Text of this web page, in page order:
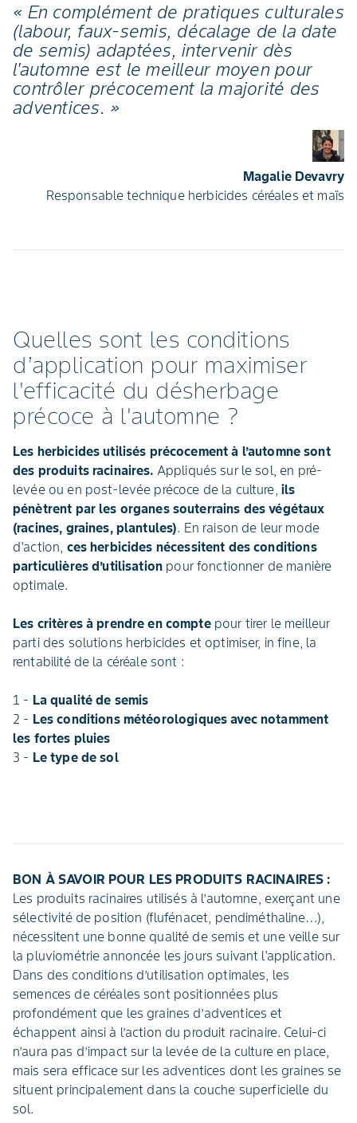
« En complément de pratiques culturales
(labour, faux-semis, décalage de la date
de semis) adaptées, intervenir dès
l'automne est le meilleur moyen pour
contrôler précocement la majorité des
adventices. »
Magalie Devavry
Responsable technique herbicides céréales et maïs
Quelles sont les conditions
d’application pour maximiser
l'efficacité du désherbage
précoce à l'automne ?
Les herbicides utilisés précocement à l’automne sont
des produits racinaires. Appliqués sur le sol, en pré-
levée ou en post-levée précoce de la culture, ils
pénètrent par les organes souterrains des végétaux
(racines, graines, plantules). En raison de leur mode
d'action, ces herbicides nécessitent des conditions
particulières d’utilisation pour fonctionner de manière
optimale.
Les critères à prendre en compte pour tirer le meilleur
parti des solutions herbicides et optimiser, in fine, la
rentabilité de la céréale sont :
1 - La qualité de semis
2 - Les conditions météorologiques avec notamment
les fortes pluies
3 - Le type de sol
BON À SAVOIR POUR LES PRODUITS RACINAIRES :
Les produits racinaires utilisés à l’automne, exerçant une
sélectivité de position (flufénacet, pendiméthaline…),
nécessitent une bonne qualité de semis et une veille sur
la pluviométrie annoncée les jours suivant l'application.
Dans des conditions d’utilisation optimales, les
semences de céréales sont positionnées plus
profondément que les graines d’adventices et
échappent ainsi à l’action du produit racinaire. Celui-ci
n’aura pas d’impact sur la levée de la culture en place,
mais sera efficace sur les adventices dont les graines se
situent principalement dans la couche superficielle du
sol.